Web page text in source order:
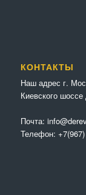
КОНТАКТЫ
Наш адрес г.
Киевского
Почта:
Телефон: